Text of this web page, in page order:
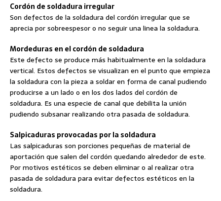
Cordón de soldadura irregular
Son defectos de la soldadura del cordón irregular que se
aprecia por sobreespesor o no seguir una linea la soldadura.
Mordeduras en el cordón de soldadura
Este defecto se produce más habitualmente en la soldadura
vertical. Estos defectos se visualizan en el punto que empieza
la soldadura con la pieza a soldar en forma de canal pudiendo
producirse a un lado o en los dos lados del cordón de
soldadura. Es una especie de canal que debilita la unión
pudiendo subsanar realizando otra pasada de soldadura.
Salpicaduras provocadas por la soldadura
Las salpicaduras son porciones pequeñas de material de
aportación que salen del cordón quedando alrededor de este.
Por motivos estéticos se deben eliminar o al realizar otra
pasada de soldadura para evitar defectos estéticos en la
soldadura.